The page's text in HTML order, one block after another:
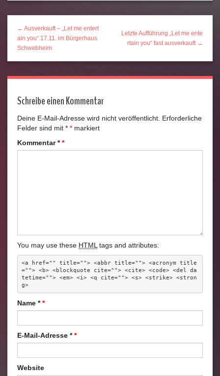
← Ausverkauft – „Let me entert
ain you“ 17.11. im Bürgerhaus
Schwebheim
Letzte Aufführung „Let me ente
rtain you“ fast ausverkauft →
Schreibe einen Kommentar
Deine E-Mail-Adresse wird nicht veröffentlicht. Erforderliche
Felder sind mit *
markiert
Kommentar*
You may use these HTML tags and attributes:
<a href="" title=""> <abbr title=""> <acronym title
=""> <b> <blockquote cite=""> <cite> <code> <del da
tetime=""> <em> <i> <q cite=""> <s> <strike> <stron
g>
Name *
E-Mail-Adresse *
Website